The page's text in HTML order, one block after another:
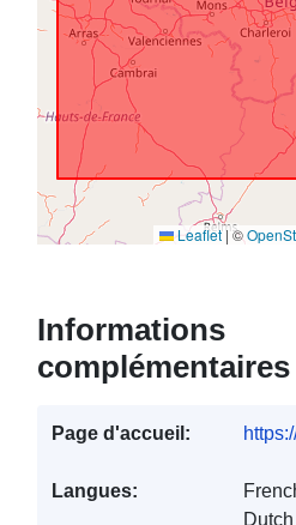
Leaflet|©
Informations
complémentaires
Page d'accueil:
Langues:
Dutch